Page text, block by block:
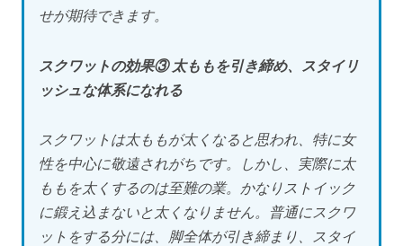
せが期待できます。
スクワットの効果③ 太ももを引き締め、スタイリ
ッシュな体系になれる
スクワットは太ももが太くなると思われ、特に女
性を中心に敬遠されがちです。しかし、実際に太
ももを太くするのは至難の業。かなりストイック
に鍛え込まないと太くなりません。普通にスクワ
ットをする分には、脚全体が引き締まり、スタイ